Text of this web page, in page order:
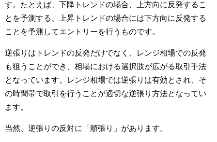
す。たとえば、下降トレンドの場合、上方向に反発するこ
とを予測する、上昇トレンドの場合には下方向に反発する
ことを予測してエントリーを行うものです。
逆張りはトレンドの反発だけでなく、レンジ相場での反発
も狙うことができ、相場における選択肢が広がる取引手法
となっています。レンジ相場では逆張りは有効とされ、そ
の時間帯で取引を行うことが適切な逆張り方法となってい
ます。
当然、逆張りの反対に「順張り」があります。